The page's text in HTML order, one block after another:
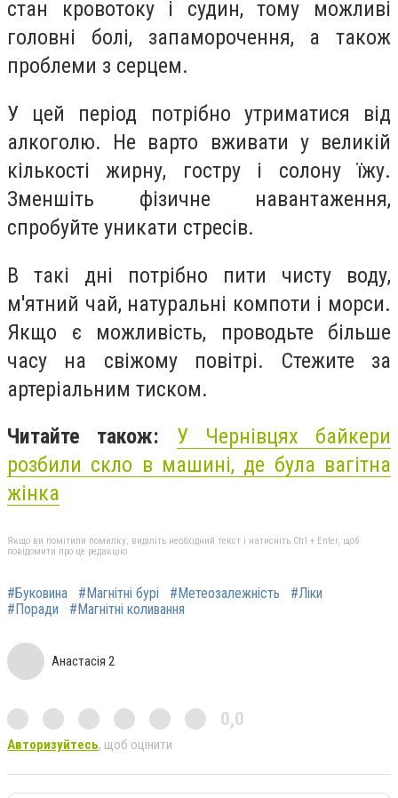
стан кровотоку і судин, тому можливі
головні болі, запаморочення, а також
проблеми з серцем.
У цей період потрібно утриматися від
алкоголю. Не варто вживати у великій
кількості жирну, гостру і солону їжу.
Зменшіть фізичне навантаження,
спробуйте уникати стресів.
В такі дні потрібно пити чисту воду,
м'ятний чай, натуральні компоти і морси.
Якщо є можливість, проводьте більше
часу на свіжому повітрі. Стежите за
артеріальним тиском.
Читайте також: У Чернівцях байкери
розбили скло в машині, де була вагітна
жінка
Якщо ви помітили помилку, виділіть необхідний текст і натисніть Ctrl + Enter, щоб
повідомити про це редакцію
#Буковина #Магнітні бурі #Метеозалежність
#Ліки
#Поради
#Магнітні коливання
Анастасія 2
0,0
Авторизуйтесь, щоб оцінити